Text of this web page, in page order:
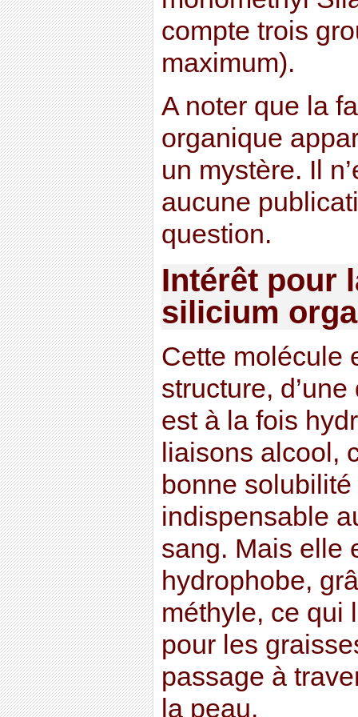
compte trois
maximum).
A noter que la
organique
un mystère. Il
aucune
question.
Intérêt pour
silicium
Cette molécule
structure,
est à la fois
liaisons alcool,
bonne solubilité
indispensable
sang. Mais elle
hydrophobe,
méthyle, ce qui
pour les
passage à
la peau.